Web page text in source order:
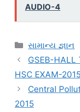
AUDIO-4
Categories
સામાન્ય જ્ઞાન
GSEB-HALL
HSC EXAM-
Central
2015